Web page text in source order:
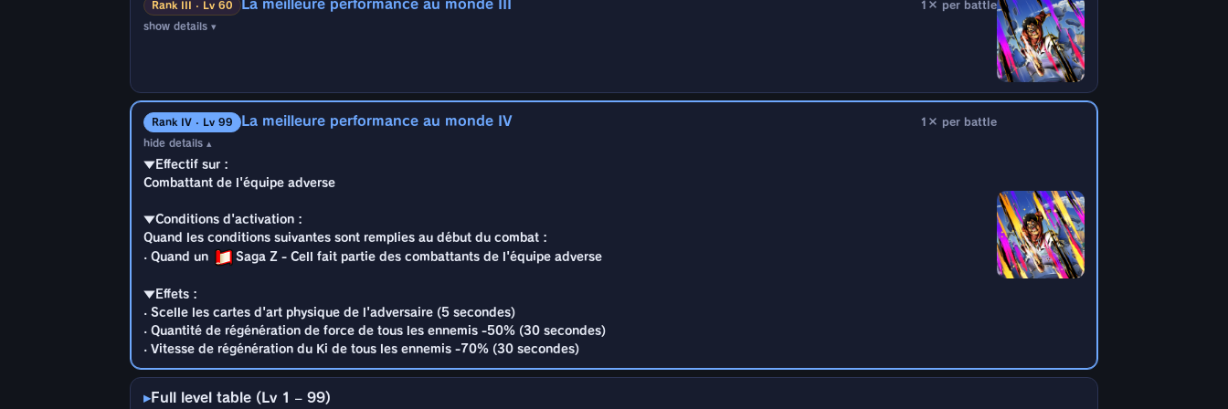
Quand les conditions suivantes sont remplies au début du combat :
· Quand un
· Quantité de régénération de force de tous les ennemis -50% (20 secondes)
· Vitesse de régénération du Ki de tous les ennemis -50% (20 secondes)
Rank III · Lv 60 La meilleure performance au monde III 1× per battle
show details ▾
▼Conditions d'activation :
Quand les conditions suivantes sont remplies au début du combat :
· Quand un
▼Effets :
· Quantité de régénération de force de tous les ennemis -50% (25 secondes)
· Vitesse de régénération du Ki de tous les ennemis -60% (25 secondes)
Rank IV · Lv 99 La meilleure performance au monde IV 1× per battle
hide details ▴
▼Effectif sur :
Combattant de l'équipe adverse
▼Conditions d'activation :
Quand les conditions suivantes sont remplies au début du combat :
· Quand un
Saga Z - Cell fait partie des combattants de l'équipe adverse
▼Effets :
· Scelle les cartes d'art physique de l'adversaire (5 secondes)
· Quantité de régénération de force de tous les ennemis -50% (30 secondes)
· Vitesse de régénération du Ki de tous les ennemis -70% (30 secondes)
Full level table (Lv 1 – 99)